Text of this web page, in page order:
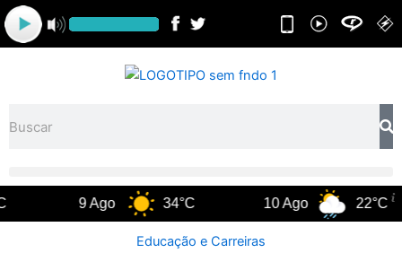
para
o
34°C 22°C
Educação e Carreiras